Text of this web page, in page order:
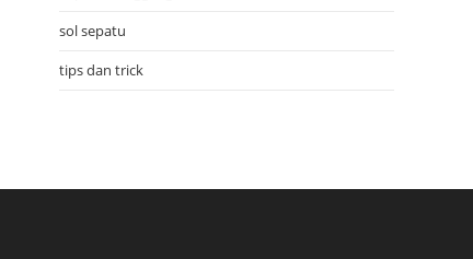
sol sepatu
tips dan trick